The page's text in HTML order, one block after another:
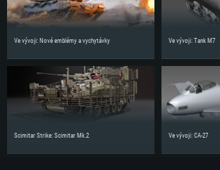
Ve vývoji: Nové emblémy a vychytávky Ve vývoji: Tank M7
Scimitar Strike: Scimitar Mk.2 Ve vývoji: CA-27